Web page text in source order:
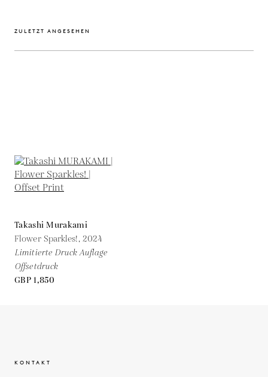
ZULETZT ANGESEHEN
Takashi Murakami
Flower Sparkles!, 2024
Limitierte Druck Auflage
Offsetdruck
GBP 1,850
KONTAKT